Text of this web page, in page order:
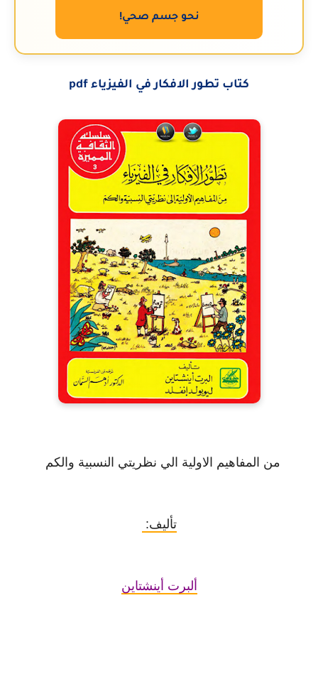
نحو جسم صحي!
كتاب تطور الافكار في الفيزياء pdf
من المفاهيم الاولية الي نظريتي النسبية والكم
تأليف:
ألبرت أينشتاين